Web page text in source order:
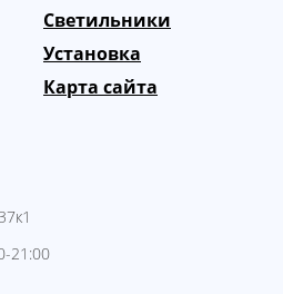
Светильники
Установка
Карта сайта
21:00